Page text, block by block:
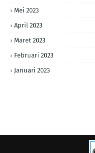
Mei 2023
April 2023
Maret 2023
Februari 2023
Januari 2023